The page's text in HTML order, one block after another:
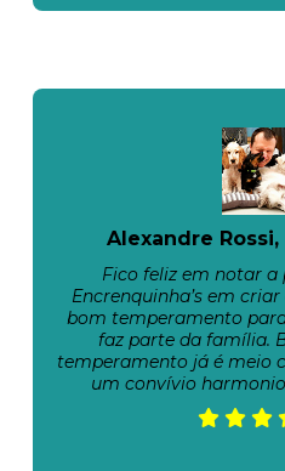
Alexandre
Fico feliz em notar a
Encrenquinha’s em
bom temperamento
faz parte da família.
temperamento já é meio
um convívio